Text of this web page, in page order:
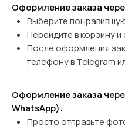
Оформление заказа
Выберите
Перейдите в корзину
После оформления
телефону в Telegram
Оформление заказа
WhatsApp):
Просто отправьте